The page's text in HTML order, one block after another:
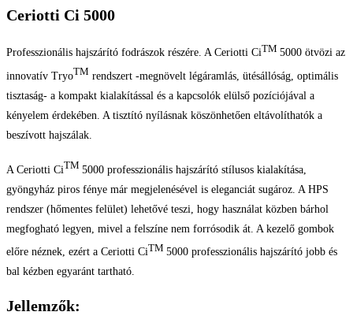
Ceriotti Ci 5000
Professzionális hajszárító fodrászok részére. A Ceriotti CiTM 5000 ötvözi az
innovatív TryoTM rendszert -megnövelt légáramlás, ütésállóság, optimális
tisztaság- a kompakt kialakítással és a kapcsolók elülső pozíciójával a
kényelem érdekében. A tisztító nyílásnak köszönhetően eltávolíthatók a
beszívott hajszálak.
A Ceriotti CiTM 5000 professzionális hajszárító stílusos kialakítása,
gyöngyház piros fénye már megjelenésével is eleganciát sugároz. A HPS
rendszer (hőmentes felület) lehetővé teszi, hogy használat közben bárhol
megfogható legyen, mivel a felszíne nem forrósodik át. A kezelő gombok
előre néznek, ezért a Ceriotti CiTM 5000 professzionális hajszárító jobb és
bal kézben egyaránt tartható.
Jellemzők: